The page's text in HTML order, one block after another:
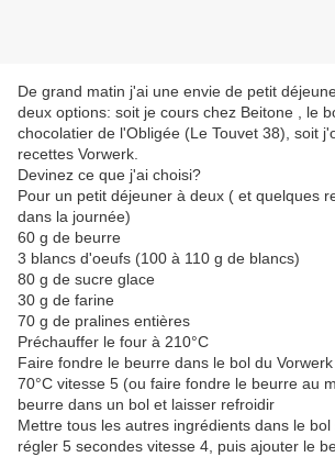
De grand matin j'ai une envie de petit
deux options: soit je cours chez Beitone , le
chocolatier de l'Obligée (Le Touvet 38), soit
recettes Vorwerk.
Devinez ce que j'ai choisi?
Pour un petit déjeuner à deux ( et quelques
dans la journée)
60 g de beurre
3 blancs d'oeufs (100 à 110 g de blancs)
80 g de sucre glace
30 g de farine
70 g de pralines entières
Préchauffer le four à 210°C
Faire fondre le beurre dans le bol du
70°C vitesse 5 (ou faire fondre le beurre au
beurre dans un bol et laisser refroidir
Mettre tous les autres ingrédients dans le bol
régler 5 secondes vitesse 4, puis ajouter le